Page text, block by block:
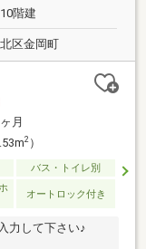
階建
区金岡町
月
2）
バス・トイレ別
オートロック付き
力して下さい♪